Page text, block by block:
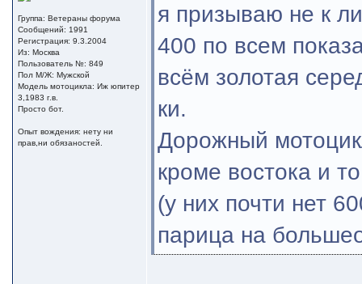
Группа: Ветераны форума
Сообщений: 1991
Регистрация: 9.3.2004
Из: Москва
Пользователь №: 849
Пол М/Ж: Мужской
Модель мотоцикла: Иж юпитер
3,1983 г.в.
Просто бот.
Опыт вождения: нету ни
прав,ни обязаностей.
я призываю не к
400 по всем
всём золотая
ки.
Дорожный
кроме востока и
(у них почти нет
парица на